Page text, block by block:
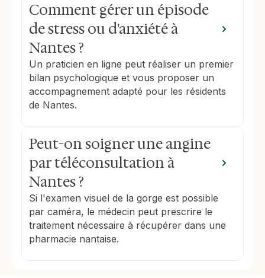
Comment gérer un épisode
de stress ou d'anxiété à
Nantes ?
Un praticien en ligne peut réaliser un premier
bilan psychologique et vous proposer un
accompagnement adapté pour les résidents
de Nantes.
Peut-on soigner une angine
par téléconsultation à
Nantes ?
Si l'examen visuel de la gorge est possible
par caméra, le médecin peut prescrire le
traitement nécessaire à récupérer dans une
pharmacie nantaise.